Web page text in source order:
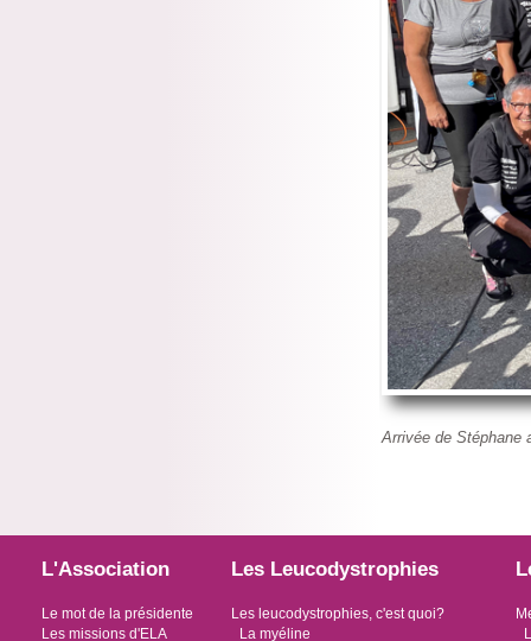
Arrivée de Stéphane
L'Association
Le mot de la présidente
Les missions d'ELA
Les Leucodystrophies
Les leucodystrophies, c'est quoi?
La myéline